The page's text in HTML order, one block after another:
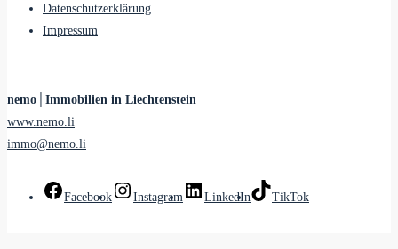
Datenschutzerklärung
Impressum
nemo│Immobilien in Liechtenstein
www.nemo.li
immo@nemo.li
Facebook Instagram LinkedIn TikTok